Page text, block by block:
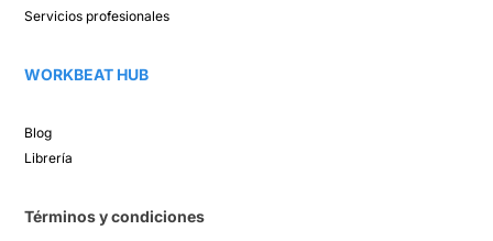
Servicios profesionales
WORKBEAT HUB​
Blog​
Librería​
Términos y condiciones